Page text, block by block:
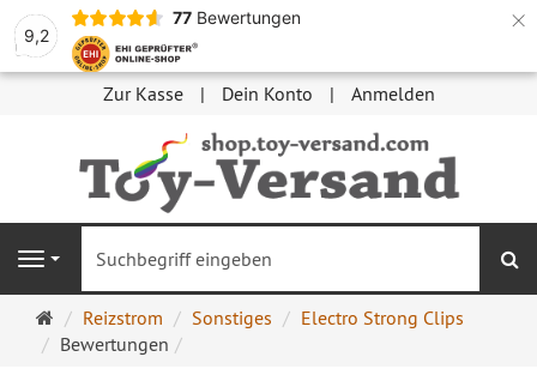
9,2
77 Bewertungen ×
Zur Kasse Dein Konto Anmelden
Navigation
Startseite
Reizstrom Sonstiges
Electro Strong Clips
Bewertungen